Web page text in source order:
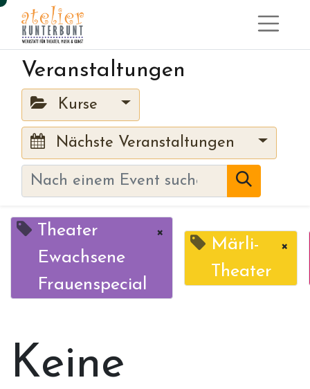
Veranstaltungen
Kurse
Nächste Veranstaltungen
Theater
Ewachsene
Frauenspecial
×
Märli-
Theater
×
Keine